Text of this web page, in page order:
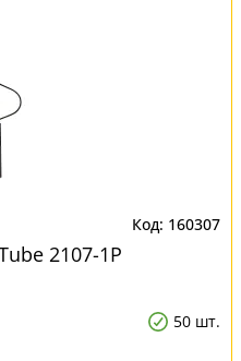
160307
2107-1P
50 шт.